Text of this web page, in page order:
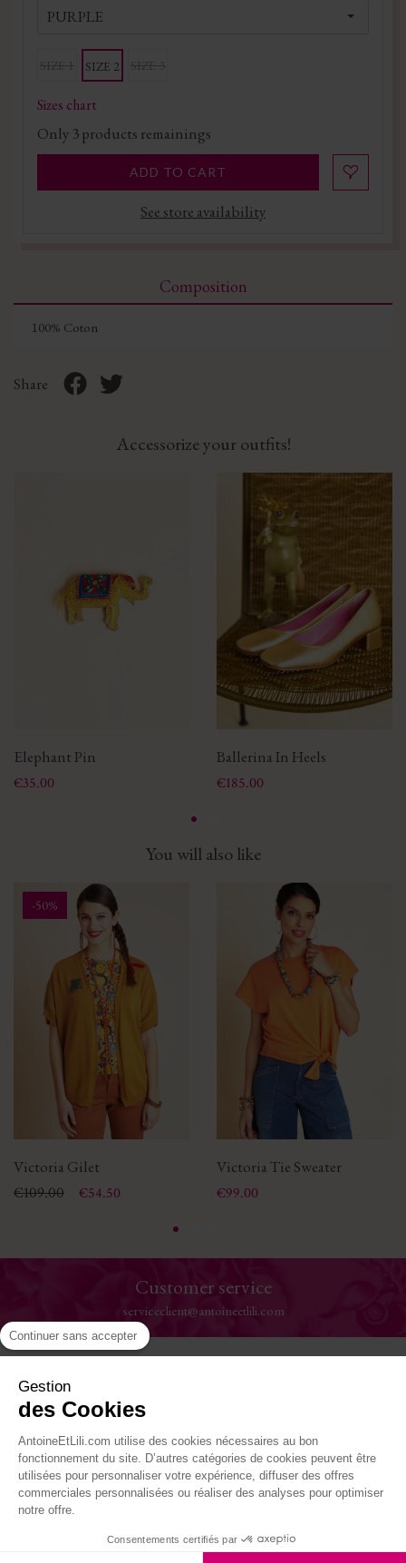
PURPLE
SIZE 2
Sizes chart
Only 3products remainings
ADD TO CART
See store availability
Composition
100% Coton
Share
Accessorize your outfits!
Elephant Pin
Price
€35.00
Ballerina In Heels
Price
€185.00
You will also like
-50%
Victoria Gilet
Price
Regular price
€109.00 €54.50
Victoria Tie Sweater
Price
€99.00
Customer service
serviceclient@antoineetlili.com
The House
Where to find us
Follow-us
Continuer sans accepter
Gestion
des Cookies
AntoineEtLili.com utilise des cookies nécessaires au bon
fonctionnement du site. D’autres catégories de cookies peuvent être
utilisées pour personnaliser votre expérience, diffuser des offres
commerciales personnalisées ou réaliser des analyses pour optimiser
notre offre.
Consentements certifiés par